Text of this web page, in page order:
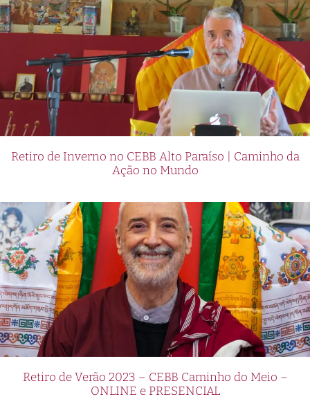
Retiro de Inverno no CEBB Alto Paraíso | Caminho da
Ação no Mundo
Retiro de Verão 2023 – CEBB Caminho do Meio –
ONLINE e PRESENCIAL